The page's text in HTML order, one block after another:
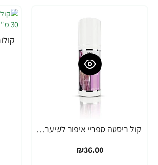
קולוריסטה ספריי איפור לשיער ורוד 100 גרם - מבית L'OREAL PARIS
₪36.00